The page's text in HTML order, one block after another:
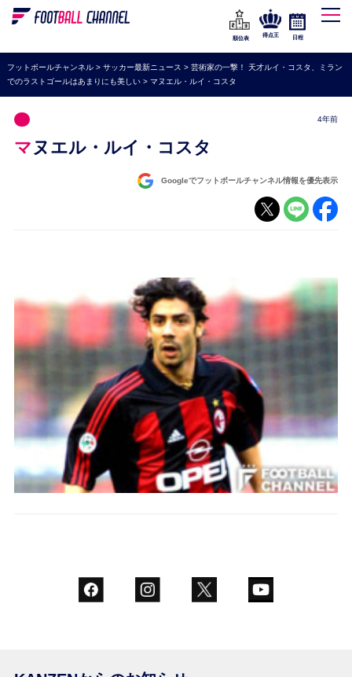
WEリーグ
海外サッカー
プレミアリーグ
セリエA
順位表
得点王 日程
フットボールチャンネル> サッカー最新ニュース > 芸術家の一撃！ 天才ルイ・コスタ、ミラン
でのラストゴールはあまりにも美しい> マヌエル・ルイ・コスタ
4年前
マヌエル・ルイ・コスタ
Googleでフットボールチャンネル情報を優先表示